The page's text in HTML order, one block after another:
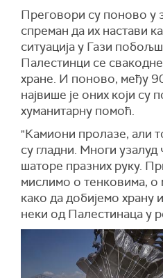
Преговори су поново у
спреман да их настави
ситуација у Гази
Палестинци се
хране. И поново, међу
највише је оних који су
хуманитарну помоћ.
"Камиони пролазе, али
су гладни. Многи узалуд
шаторе празних руку.
мислимо о тенковима, о
како да добијемо
неки од Палестинаца у